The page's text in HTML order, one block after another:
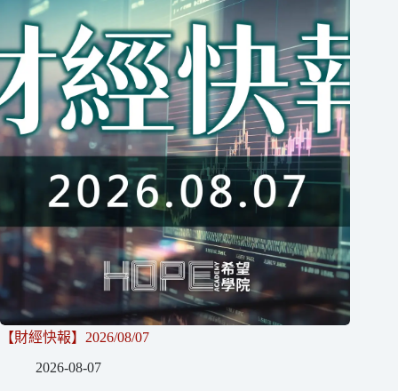
【財經快報】2026/08/07
2026-08-07